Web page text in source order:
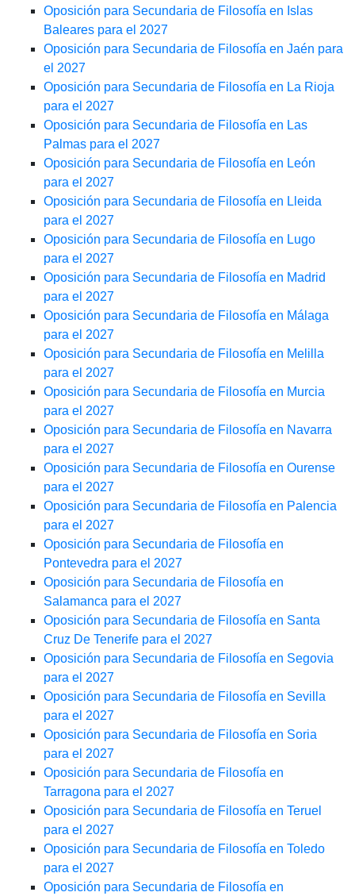
Oposición para Secundaria de Filosofía en Islas
Baleares para el 2027
Oposición para Secundaria de Filosofía en Jaén para
el 2027
Oposición para Secundaria de Filosofía en La Rioja
para el 2027
Oposición para Secundaria de Filosofía en Las
Palmas para el 2027
Oposición para Secundaria de Filosofía en León
para el 2027
Oposición para Secundaria de Filosofía en Lleida
para el 2027
Oposición para Secundaria de Filosofía en Lugo
para el 2027
Oposición para Secundaria de Filosofía en Madrid
para el 2027
Oposición para Secundaria de Filosofía en Málaga
para el 2027
Oposición para Secundaria de Filosofía en Melilla
para el 2027
Oposición para Secundaria de Filosofía en Murcia
para el 2027
Oposición para Secundaria de Filosofía en Navarra
para el 2027
Oposición para Secundaria de Filosofía en Ourense
para el 2027
Oposición para Secundaria de Filosofía en Palencia
para el 2027
Oposición para Secundaria de Filosofía en
Pontevedra para el 2027
Oposición para Secundaria de Filosofía en
Salamanca para el 2027
Oposición para Secundaria de Filosofía en Santa
Cruz De Tenerife para el 2027
Oposición para Secundaria de Filosofía en Segovia
para el 2027
Oposición para Secundaria de Filosofía en Sevilla
para el 2027
Oposición para Secundaria de Filosofía en Soria
para el 2027
Oposición para Secundaria de Filosofía en
Tarragona para el 2027
Oposición para Secundaria de Filosofía en Teruel
para el 2027
Oposición para Secundaria de Filosofía en Toledo
para el 2027
Oposición para Secundaria de Filosofía en